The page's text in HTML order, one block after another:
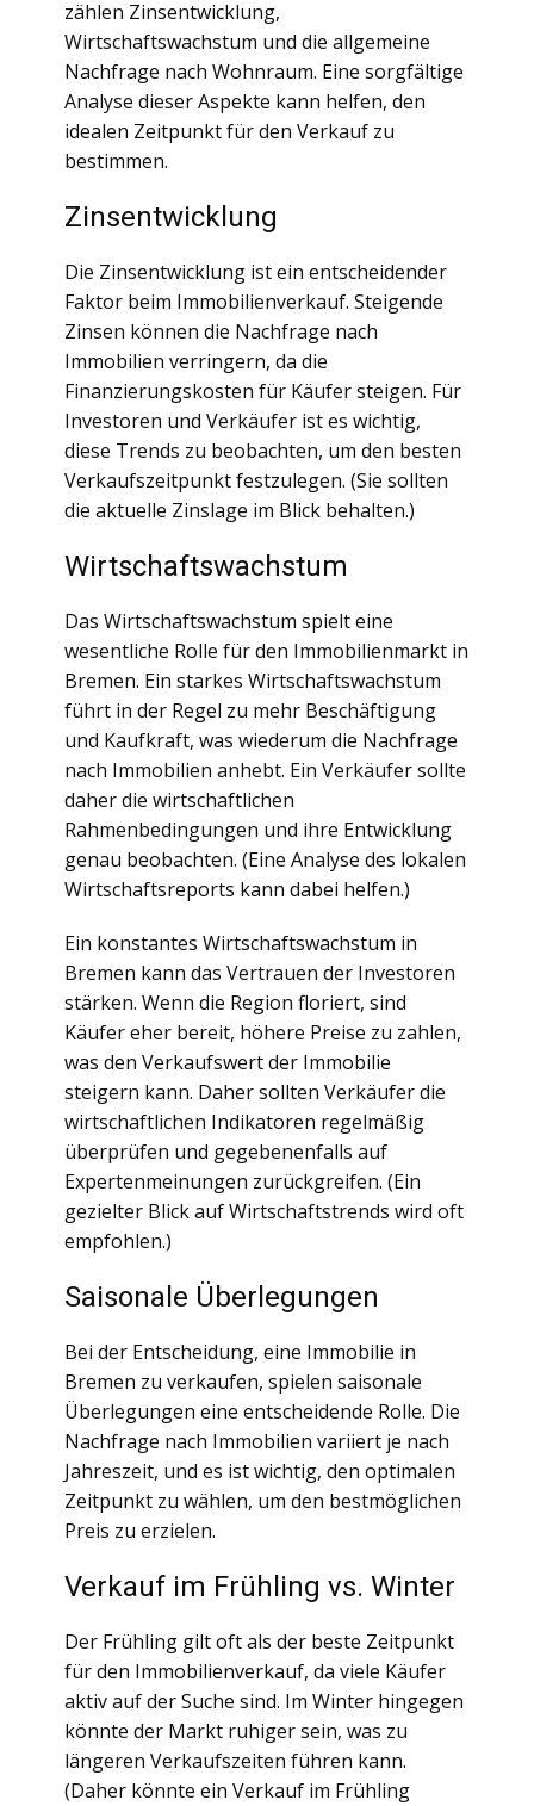
zählen Zinsentwicklung,
Wirtschaftswachstum und die allgemeine
Nachfrage nach Wohnraum. Eine sorgfältige
Analyse dieser Aspekte kann helfen, den
idealen Zeitpunkt für den Verkauf zu
bestimmen.
Zinsentwicklung
Die Zinsentwicklung ist ein entscheidender
Faktor beim Immobilienverkauf. Steigende
Zinsen können die Nachfrage nach
Immobilien verringern, da die
Finanzierungskosten für Käufer steigen. Für
Investoren und Verkäufer ist es wichtig,
diese Trends zu beobachten, um den besten
Verkaufszeitpunkt festzulegen. (Sie sollten
die aktuelle Zinslage im Blick behalten.)
Wirtschaftswachstum
Das Wirtschaftswachstum spielt eine
wesentliche Rolle für den Immobilienmarkt in
Bremen. Ein starkes Wirtschaftswachstum
führt in der Regel zu mehr Beschäftigung
und Kaufkraft, was wiederum die Nachfrage
nach Immobilien anhebt. Ein Verkäufer sollte
daher die wirtschaftlichen
Rahmenbedingungen und ihre Entwicklung
genau beobachten. (Eine Analyse des lokalen
Wirtschaftsreports kann dabei helfen.)
Ein konstantes Wirtschaftswachstum in
Bremen kann das Vertrauen der Investoren
stärken. Wenn die Region floriert, sind
Käufer eher bereit, höhere Preise zu zahlen,
was den Verkaufswert der Immobilie
steigern kann. Daher sollten Verkäufer die
wirtschaftlichen Indikatoren regelmäßig
überprüfen und gegebenenfalls auf
Expertenmeinungen zurückgreifen. (Ein
gezielter Blick auf Wirtschaftstrends wird oft
empfohlen.)
Saisonale Überlegungen
Bei der Entscheidung, eine Immobilie in
Bremen zu verkaufen, spielen saisonale
Überlegungen eine entscheidende Rolle. Die
Nachfrage nach Immobilien variiert je nach
Jahreszeit, und es ist wichtig, den optimalen
Zeitpunkt zu wählen, um den bestmöglichen
Preis zu erzielen.
Verkauf im Frühling vs. Winter
Der Frühling gilt oft als der beste Zeitpunkt
für den Immobilienverkauf, da viele Käufer
aktiv auf der Suche sind. Im Winter hingegen
könnte der Markt ruhiger sein, was zu
längeren Verkaufszeiten führen kann.
(Daher könnte ein Verkauf im Frühling